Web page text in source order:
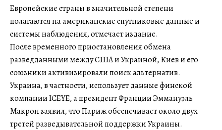
Европейские страны в значительной степени
полагаются на американские спутниковые данные и
системы наблюдения, отмечает издание.
После временного приостановления обмена
разведданными между США и Украиной, Киев и его
союзники активизировали поиск альтернатив.
Украина, в частности, использует данные финской
компании ICEYE, а президент Франции Эммануэль
Макрон заявил, что Париж обеспечивает около двух
третей разведывательной поддержки Украины.